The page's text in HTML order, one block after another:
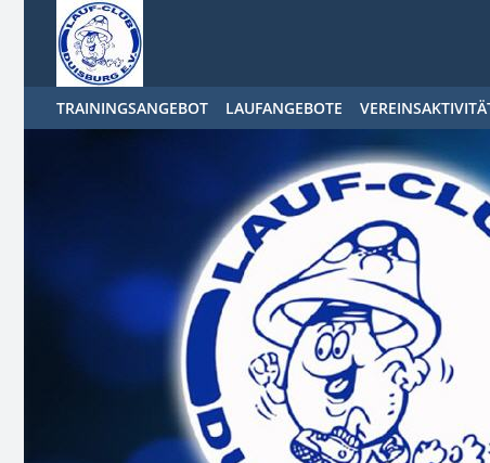
TRAININGSANGEBOT LAUFANGEBOTE